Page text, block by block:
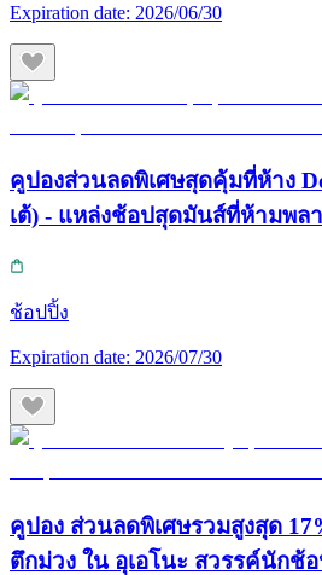
Expiration date: 2026/06/30
คูปองส่วนลดพิเศษสุดคุ้มที่ห้าง
เต้) - แหล่งช้อปสุดมันส์ที่ห้ามพล
ช้อปปิ้ง
Expiration date: 2026/07/30
คูปอง ส่วนลดพิเศษรวมสูงสุด
ตึกม่วง ใน อุเอโนะ สวรรค์นักช้